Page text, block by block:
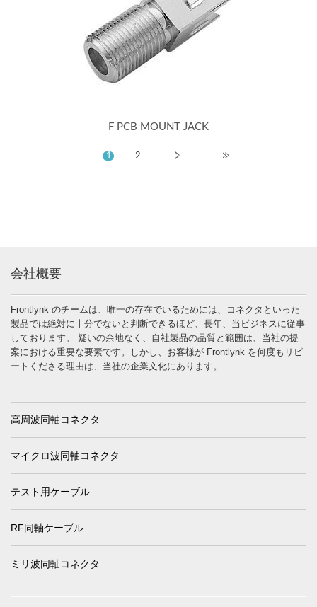
F PCB MOUNT JACK
1 2
会社概要
Frontlynk のチームは、唯一の存在でいるためには、コネクタといった
製品では絶対に十分でないと判断できるほど、長年、当ビジネスに従事
しております。 疑いの余地なく、自社製品の品質と範囲は、当社の提
案における重要な要素です。しかし、お客様が Frontlynk を何度もリピ
ートくださる理由は、当社の企業文化にあります。
高周波同軸コネクタ
マイクロ波同軸コネクタ
テスト用ケーブル
RF同軸ケーブル
ミリ波同軸コネクタ